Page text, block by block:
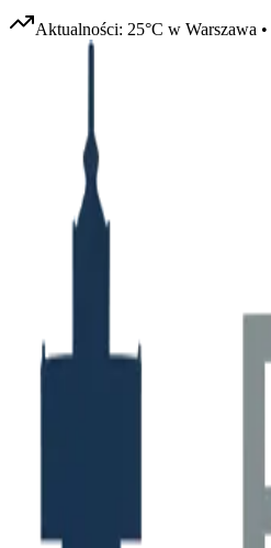
Aktualności: 25°C w Warszawa •